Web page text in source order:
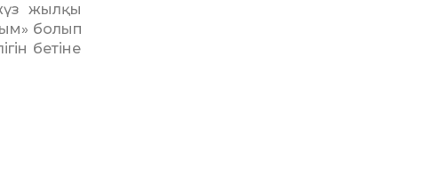
жылқы
болып
бетіне